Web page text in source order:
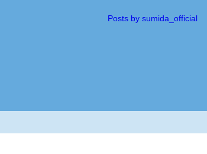
Posts by sumida_official